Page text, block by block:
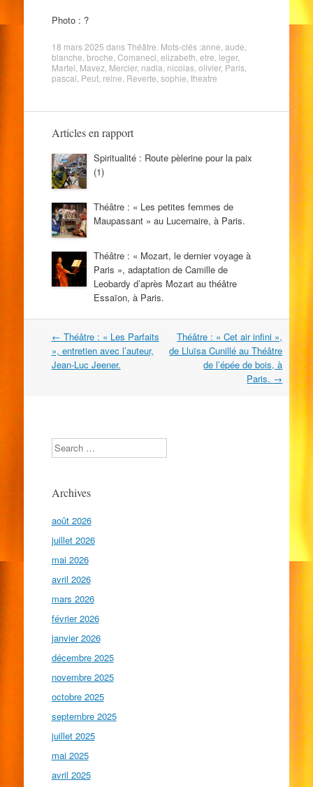
Photo : ?
18 mars 2025 dansThéâtre . Mots-clés :anne aude
blanche broche Comaneci elizabeth etre leger,
Martel Mavez, Mercier, nadia nicolas, olivier, Paris,
pascal Peut, reine Reverte sophie theatre
Articles en rapport
Spiritualité : Route pèlerine pour la paix
(1)
Théâtre : « Les petites femmes de
Maupassant » au Lucernaire, à Paris.
Théâtre : « Mozart, le dernier voyage à
Paris », adaptation de Camille de
Leobardy d’après Mozart au théâtre
Essaïon, à Paris.
Navigation
dans
les
← Théâtre : « Les Parfaits
», entretien avec l’auteur,
Jean-Luc Jeener.
Théâtre : « Cet air infini »,
de Lluïsa Cunillé au Théâtre
de l’épée de bois, à
Paris. →
Search
Archives
août 2026
juillet 2026
mai 2026
avril 2026
mars 2026
février 2026
janvier 2026
décembre 2025
novembre 2025
octobre 2025
septembre 2025
juillet 2025
mai 2025
avril 2025